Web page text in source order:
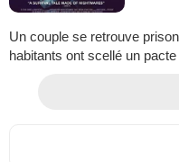
Un couple se retrouve
habitants ont scellé un